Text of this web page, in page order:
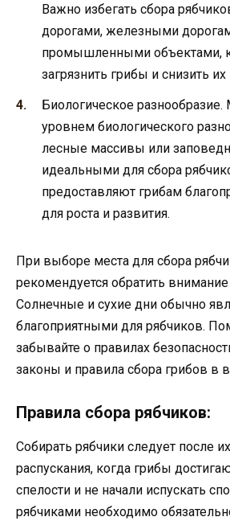
Важно избегать сбора
дорогами, железными
промышленными объектами,
загрязнить грибы и снизить их
Биологическое
уровнем биологического
лесные массивы или
идеальными для сбора
предоставляют грибам
для роста и развития.
При выборе места для сбора
рекомендуется обратить внимание
Солнечные и сухие дни обычно
благоприятными для рябчиков.
забывайте о правилах
законы и правила сбора грибов в
Правила сбора рябчиков:
Собирать рябчики следует после
распускания, когда грибы
спелости и не начали испускать
рябчиками необходимо